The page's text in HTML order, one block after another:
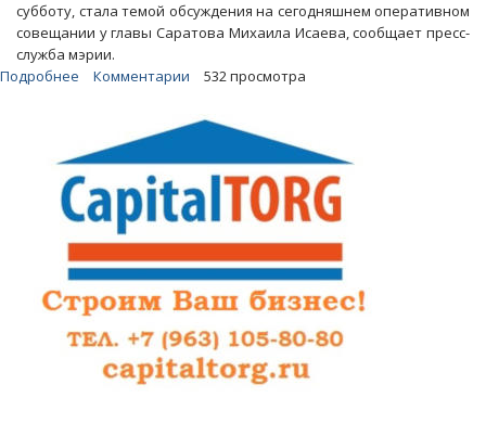
субботу, стала темой обсуждения на сегодняшнем оперативном
совещании у главы Саратова Михаила Исаева, сообщает пресс-
служба мэрии.
Подробнее
канализации.
Исаев
задумался
о
незакрытых
колодцах
Комментарии 532 просмотра